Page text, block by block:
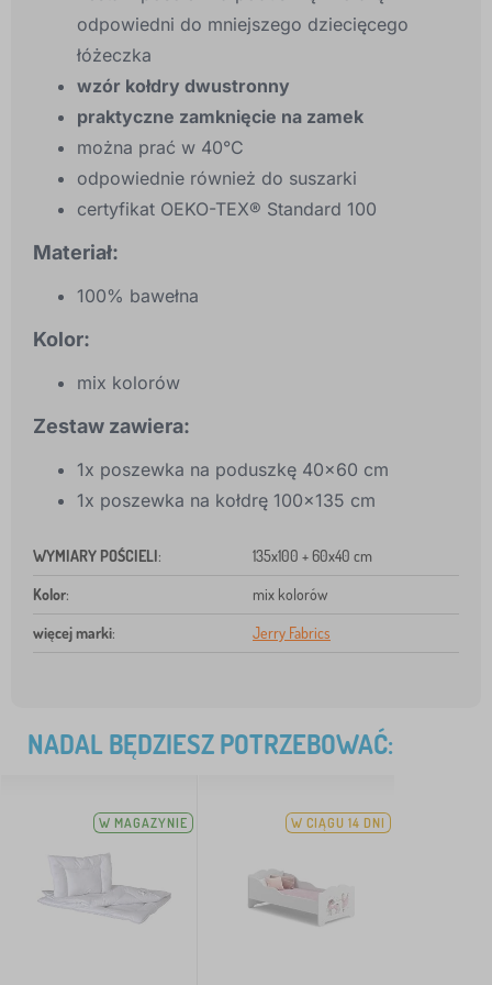
odpowiedni do mniejszego dziecięcego
łóżeczka
wzór kołdry dwustronny
praktyczne zamknięcie na zamek
można prać w 40°C
odpowiednie również do suszarki
certyfikat OEKO-TEX® Standard 100
Materiał:
100% bawełna
Kolor:
mix kolorów
Zestaw zawiera:
1x poszewka na poduszkę 40x60 cm
1x poszewka na kołdrę 100x135 cm
WYMIARY POŚCIELI: 135x100 + 60x40 cm
Kolor: mix kolorów
więcej marki: Jerry Fabrics
NADAL BĘDZIESZ POTRZEBOWAĆ:
W MAGAZYNIE W CIĄGU 14 DNI